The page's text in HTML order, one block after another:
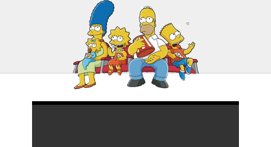
1321 – Опасная игра